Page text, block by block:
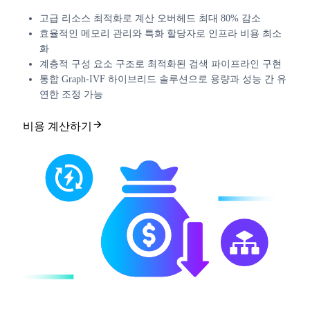
고급 리소스 최적화로 계산 오버헤드 최대 80% 감소
효율적인 메모리 관리와 특화 할당자로 인프라 비용 최소
화
계층적 구성 요소 구조로 최적화된 검색 파이프라인 구현
통합 Graph-IVF 하이브리드 솔루션으로 용량과 성능 간 유
연한 조정 가능
비용 계산하기